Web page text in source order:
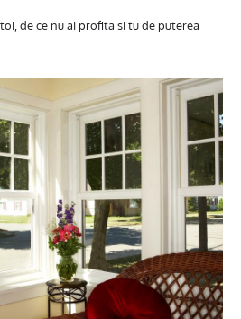
de ce nu ai profita si tu de puterea